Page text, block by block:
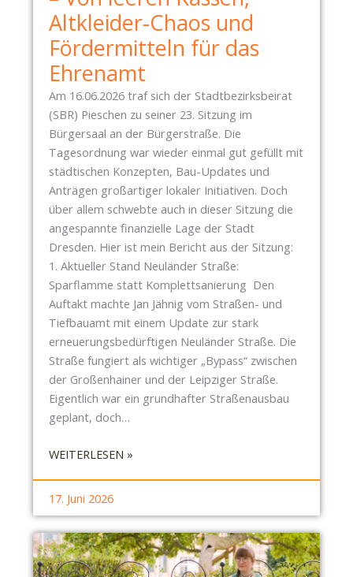
E
N
G
T
E
X
T
I
L
M
Ü
L
L
I
E
C
M
P
U
S
L
I
N
I
E
Z
E
R
S
T
Ö
R
E
N
L
Altkleider-Chaos und
Fördermitteln für das
Ehrenamt
Am 16.06.2026 traf sich der Stadtbezirksbeirat
(SBR) Pieschen zu seiner 23. Sitzung im
Bürgersaal an der Bürgerstraße. Die
Tagesordnung war wieder einmal gut gefüllt mit
städtischen Konzepten, Bau-Updates und
Anträgen großartiger lokaler Initiativen. Doch
über allem schwebte auch in dieser Sitzung die
angespannte finanzielle Lage der Stadt
Dresden. Hier ist mein Bericht aus der Sitzung:
1. Aktueller Stand Neuländer Straße:
Sparflamme statt Komplettsanierung Den
Auftakt machte Jan Jähnig vom Straßen- und
Tiefbauamt mit einem Update zur stark
erneuerungsbedürftigen Neuländer Straße. Die
Straße fungiert als wichtiger „Bypass“ zwischen
der Großenhainer und der Leipziger Straße.
Eigentlich war ein grundhafter Straßenausbau
geplant, doch…
WEITERLESEN »:
P
I
E
17. Juni 2026